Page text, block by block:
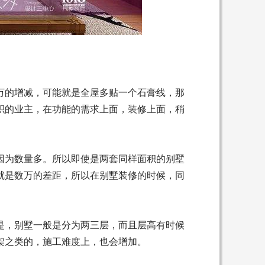
增减，可能就是全屋多贴一个石膏线，那
业主，在功能的需求上面，装修上面，稍
数量多。所以即使是两套同样面积的别墅
数万的差距，所以在别墅装修的时候，同
别墅一般是分为两三层，而且层高有时候
类的，施工难度上，也会增加。